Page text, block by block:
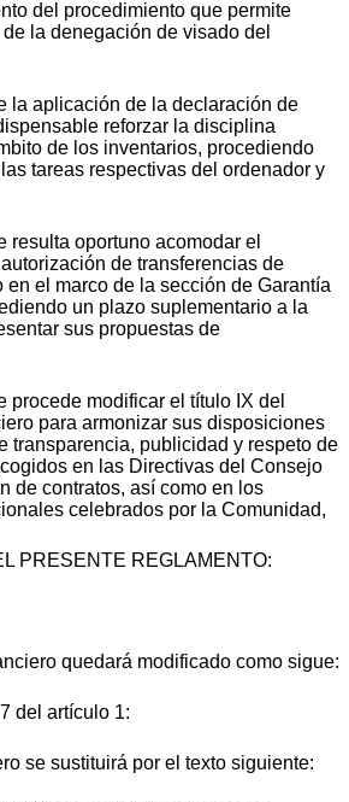
del procedimiento que permite
la denegación de visado del
la aplicación de la declaración de
reforzar la disciplina
de los inventarios, procediendo
tareas respectivas del ordenador y
resulta oportuno acomodar el
de transferencias de
en el marco de la sección de Garantía
un plazo suplementario a la
sus propuestas de
procede modificar el título IX del
para armonizar sus disposiciones
transparencia, publicidad y respeto de
en las Directivas del Consejo
de contratos, así como en los
celebrados por la Comunidad,
PRESENTE REGLAMENTO:
quedará modificado como sigue:
del artículo 1:
se sustituirá por el texto siguiente: